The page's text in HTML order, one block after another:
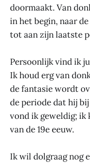
doormaakt. Van
in het begin, naar
tot aan zijn laatste
Persoonlijk vind ik
Ik houd erg van
de fantasie wordt
de periode dat hij
vond ik geweldig; ik
van de 19e eeuw.
Ik wil dolgraag nog